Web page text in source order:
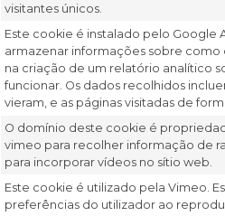
visitantes únicos.
Este cookie é instalado pelo Google
armazenar informações sobre como
na criação de um relatório analítico
funcionar. Os dados recolhidos
vieram, e as páginas visitadas de
O domínio deste cookie é
vimeo para recolher informação de
para incorporar vídeos no sítio web.
Este cookie é utilizado pela Vimeo.
preferências do utilizador ao